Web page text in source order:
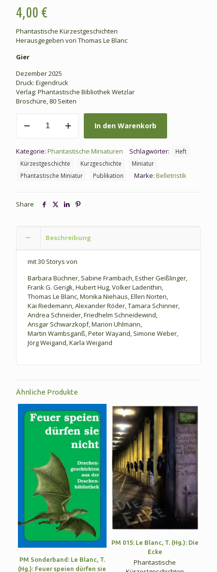
4,00 €
Phantastische Kürzestgeschichten
Herausgegeben von Thomas Le Blanc
Gier
Dezember 2025
Druck: Eigendruck
Verlag: Phantastische Bibliothek Wetzlar
Broschüre, 80 Seiten
096:
T.
(Hg.):
Gier
In den Warenkorb
Kategorie: Phantastische Miniaturen Schlagwörter:
Heft
Kürzestgeschichte
Kurzgeschichte
Miniatur
Phantastische Miniatur
Publikation Marke: Belletristik
Share
Beschreibung
mit 30 Storys von
Barbara Büchner, Sabine Frambach, Esther Geißlinger,
Frank G. Gerigk, Hubert Hug, Volker Ladenthin,
Thomas Le Blanc, Monika Niehaus, Ellen Norten,
Kai Riedemann, Alexander Röder, Tamara Schinner,
Andrea Schneider, Friedhelm Schneidewind,
Ansgar Schwarzkopf, Marion Uhlmann,
Martin Wambsganß, Peter Wayand, Simone Weber,
Jörg Weigand, Karla Weigand
Ähnliche Produkte
PM Sonderband: Le Blanc, T.
(Hg.): Feuer speien dürfen sie
PM 015: Le Blanc, T. (Hg.): Die
Ecke
Phantastische